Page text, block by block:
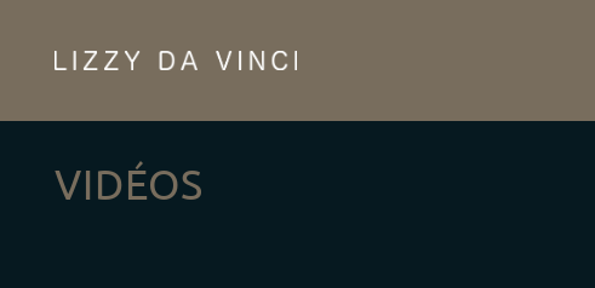
contenu
VIDÉOS